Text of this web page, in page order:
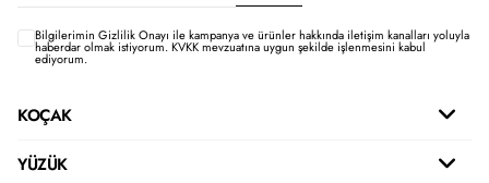
Bilgilerimin Gizlilik Onayı ile kampanya ve ürünler hakkında iletişim kanalları yoluyla
haberdar olmak istiyorum.KVKK mevzuatına uygun şekilde işlenmesini kabul
ediyorum.
KOÇAK
YÜZÜK